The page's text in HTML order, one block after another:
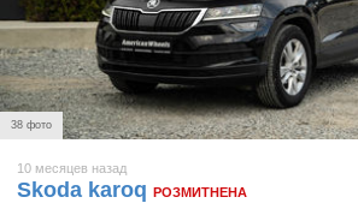
38 фото
10 месяцев назад
Skoda karoq РОЗМИТНЕНА